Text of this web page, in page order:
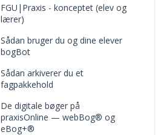
Bedømmelse og
Quizspørgsmål og
spørgsmålsbank
Aktiviteter
Materialer
FGU|Praxis - konceptet (elev og
lærer)
Sådan bruger du og dine elever
bogBot
Sådan arkiverer du et
fagpakkehold
De digitale bøger på
praxisOnline — webBog® og
eBog+®